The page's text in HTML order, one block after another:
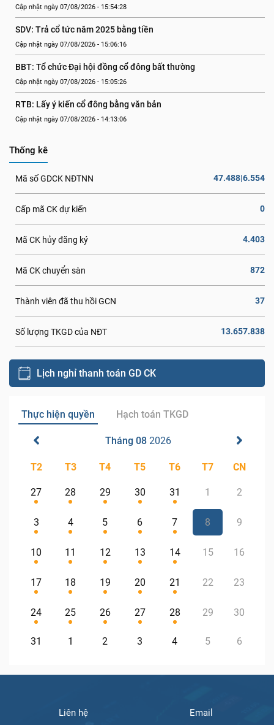
Cập nhật ngày 07/08/2026 - 15:54:28
SDV: Trả cổ tức năm 2025 bằng tiền
Cập nhật ngày 07/08/2026 - 15:06:16
BBT: Tổ chức Đại hội đồng cổ đông bất thường
Cập nhật ngày 07/08/2026 - 15:05:26
RTB: Lấy ý kiến cổ đông bằng văn bản
Cập nhật ngày 07/08/2026 - 14:13:06
Thống kê
Mã số GDCK NĐTNN 47.488|6.554
Cấp mã CK dự kiến 0
Mã CK hủy đăng ký 4.403
Mã CK chuyển sàn 872
Thành viên đã thu hồi GCN 37
Số lượng TKGD của NĐT 13.657.838
Lịch nghỉ thanh toán GD CK
Thực hiện quyền Hạch toán TKGD
Tháng 08 2026
T2 T3 T4 T5 T6 T7 CN
27 28 29 30 31 1 2
3 4 5 6 7 8 9
10 11 12 13 14 15 16
17 18 19 20 21 22 23
24 25 26 27 28 29 30
31 1 2 3 4 5 6
Liên hệ Email